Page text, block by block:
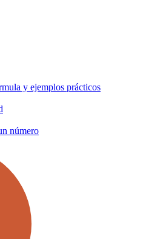
y ejemplos prácticos
número